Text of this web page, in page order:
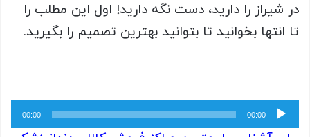
در شیراز را دارید، دست نگه دارید! اول این مطلب را
تا انتها بخوانید تا بتوانید بهترین تصمیم را بگیرید.
پخش‌کننده
صوت
00:00
00:00